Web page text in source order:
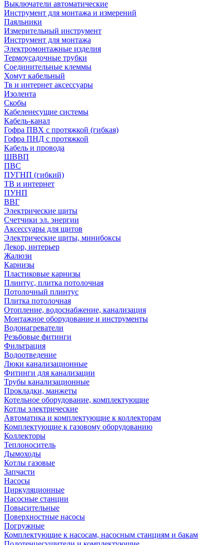
Выключатели автоматические
Инструмент для монтажа и измерений
Паяльники
Измерительный инструмент
Инструмент для монтажа
Электромонтажные изделия
Термоусадочные трубки
Соединительные клеммы
Хомут кабельный
Тв и интернет аксессуары
Изолента
Скобы
Кабеленесущие системы
Кабель-канал
Гофра ПВХ с протяжкой (гибкая)
Гофра ПНД с протяжкой
Кабель и провода
ШВВП
ПВС
ПУГНП (гибкий)
ТВ и интернет
ПУНП
ВВГ
Электрические щиты
Счетчики эл. энергии
Аксессуары для щитов
Электрические щиты, минибоксы
Декор, интерьер
Жалюзи
Карнизы
Пластиковые карнизы
Плинтус, плитка потолочная
Потолочный плинтус
Плитка потолочная
Отопление, водоснабжение, канализация
Монтажное оборудование и инструменты
Водонагреватели
Резьбовые фитинги
Фильтрация
Водоотведение
Люки канализационные
Фитинги для канализации
Трубы канализационные
Прокладки, манжеты
Котельное оборудование, комплектующие
Котлы электрические
Автоматика и комплектующие к коллекторам
Комплектующие к газовому оборудованию
Коллекторы
Теплоноситель
Дымоходы
Котлы газовые
Запчасти
Насосы
Циркуляционные
Насосные станции
Повысительные
Поверхностные насосы
Погружные
Комплектующие к насосам, насосным станциям и бакам